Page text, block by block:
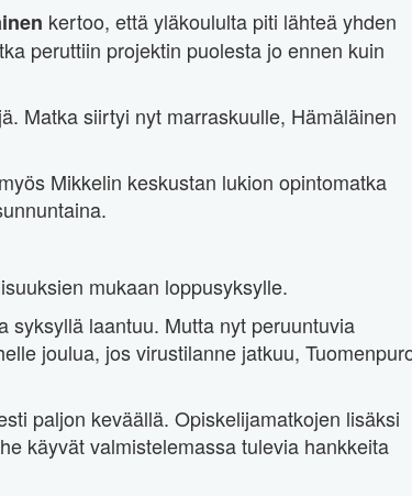
kertoo, että yläkoululta piti lähteä yhden
peruttiin projektin puolesta jo ennen kuin
Matka siirtyi nyt marraskuulle, Hämäläinen
Mikkelin keskustan lukion opintomatka
mukaan loppusyksylle.
syksyllä laantuu. Mutta nyt peruuntuvia
joulua, jos virustilanne jatkuu,
paljon keväällä. Opiskelijamatkojen lisäksi
käyvät valmistelemassa tulevia hankkeita